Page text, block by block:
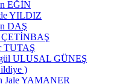
EĞİN
YILDIZ
DAŞ
ÇETİNBAŞ
TUTAŞ
ULUSAL GÜNEŞ
)
Jale YAMANER